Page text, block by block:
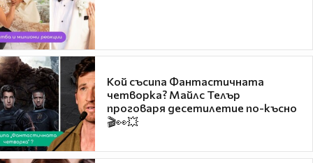
Кой съсипа Фантастичната
четворка? Майлс Телър
проговаря десетилетие по-късно
🎬👀💥